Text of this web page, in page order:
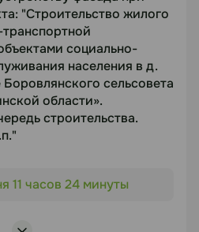
Qg_P1Exq47DG6Q
"Строительство жилого
социально-
населения в д.
сельсовета
области».
строительства.
района с инженерно-
11 часов 24 минуты